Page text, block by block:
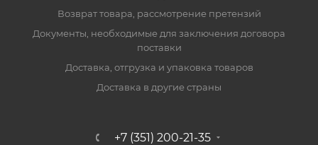
Возврат товара, рассмотрение претензий
Документы, необходимые для заключения договора
поставки
Доставка, отгрузка и упаковка товаров
Доставка в другие страны
+7 (351) 200-21-35